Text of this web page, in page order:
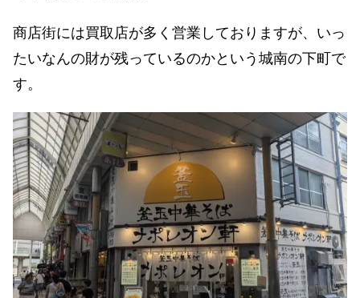
商店街には買取店が多く営業しておりますが、いっ
たいなんの財が残っているのかという城南の下町で
す。